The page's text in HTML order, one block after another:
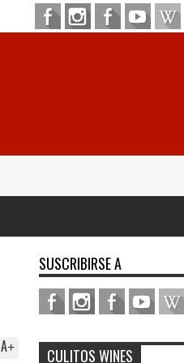
A+
SUSCRIBIRSE A
CULITOS WINES